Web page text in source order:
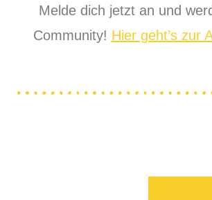
Melde dich jetzt an und
Community! Hier geht’s zur